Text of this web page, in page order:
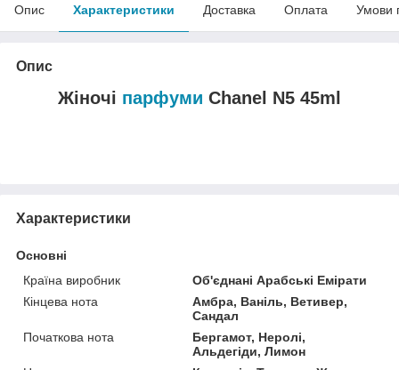
Опис Характеристики Доставка Оплата Умови
Опис
Жіночі парфуми Chanel N5 45ml
Характеристики
Основні
Країна виробник
Об'єднані Арабські Емірати
Кінцева нота
Амбра, Ваніль, Ветивер,
Сандал
Початкова нота
Бергамот, Неролі,
Альдегіди, Лимон